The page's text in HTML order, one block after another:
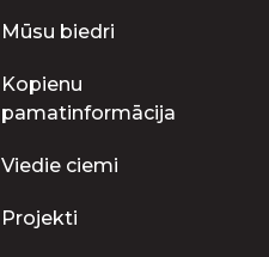
Mūsu biedri
Kopienu
pamatinformācija
Viedie ciemi
Projekti